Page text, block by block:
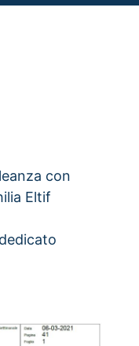
con
Eltif